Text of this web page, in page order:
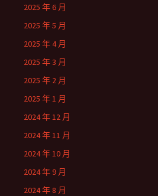
2025 年 6 月
2025 年 5 月
2025 年 4 月
2025 年 3 月
2025 年 2 月
2025 年 1 月
2024 年 12 月
2024 年 11 月
2024 年 10 月
2024 年 9 月
2024 年 8 月